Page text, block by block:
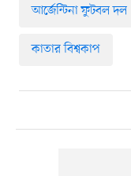
আর্জেন্টিনা ফুটবল দল
কাতার বিশ্বকাপ